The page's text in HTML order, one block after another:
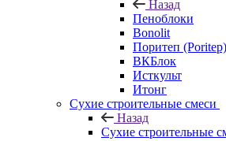
Назад
Пеноблоки
Bonolit
Поритеп (Poritep)
ВКБлок
Исткульт
Итонг
Сухие строительные смеси
Назад
Сухие строительные